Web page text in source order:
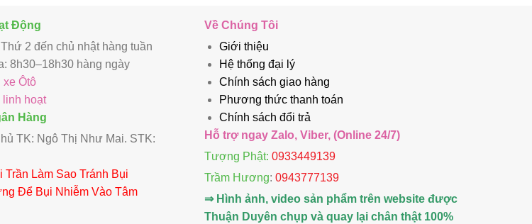
Động
2 đến chủ nhật hàng tuần
8h30–18h30 hàng ngày
xe Ôtô
linh hoạt
Hàng
TK: Ngô Thị Như Mai. STK:
Trần Làm Sao Tránh Bụi
Để Bụi Nhiễm Vào Tâm
Về Chúng Tôi
Giới thiệu
Hệ thống đại lý
Chính sách giao hàng
Phương thức thanh toán
Chính sách đổi trả
Hỗ trợ ngay Zalo, Viber, (Online 24/7)
Tượng Phật: 0933449139
Trầm Hương: 0943777139
⇒ Hình ảnh, video sản phẩm trên website được
Thuận Duyên chụp và quay lại chân thật 100%